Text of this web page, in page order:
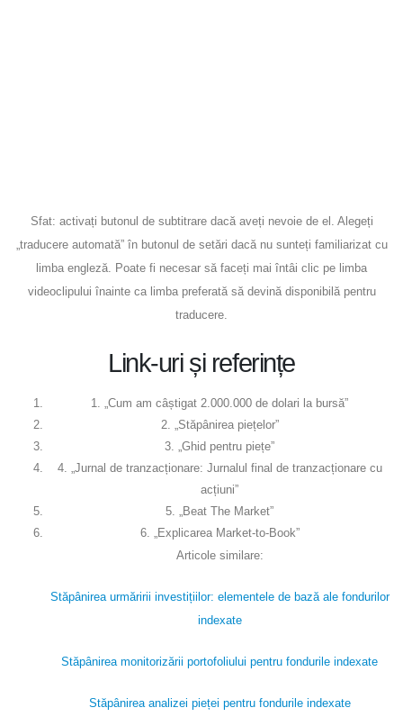
Sfat: activați butonul de subtitrare dacă aveți nevoie de el. Alegeți
„traducere automată” în butonul de setări dacă nu sunteți familiarizat cu
limba engleză. Poate fi necesar să faceți mai întâi clic pe limba
videoclipului înainte ca limba preferată să devină disponibilă pentru
traducere.
Link-uri și referințe
1. „Cum am câștigat 2.000.000 de dolari la bursă”
2. „Stăpânirea piețelor”
3. „Ghid pentru piețe”
4. „Jurnal de tranzacționare: Jurnalul final de tranzacționare cu
acțiuni”
5. „Beat The Market”
6. „Explicarea Market-to-Book”
Articole similare:
Stăpânirea urmăririi investițiilor: elementele de bază ale fondurilor
indexate
Stăpânirea monitorizării portofoliului pentru fondurile indexate
Stăpânirea analizei pieței pentru fondurile indexate